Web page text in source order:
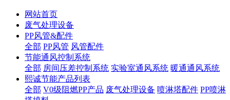
网站首页
废气处理设备
PP风管&配件
全部 PP风管 风管配件
节能通风控制系统
全部 房间压差控制系统 实验室通风系统 暖通通风系统
熙诚节能产品列表
全部 V0级阻燃PP产品 废气处理设备 喷淋塔配件 PP喷淋